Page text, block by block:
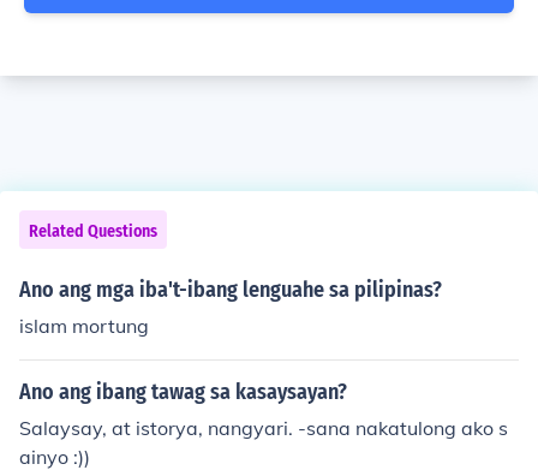
Related Questions
Ano ang mga iba't-ibang lenguahe sa pilipinas?
islam mortung
Ano ang ibang tawag sa kasaysayan?
Salaysay, at istorya, nangyari. -sana nakatulong ako s
ainyo :))